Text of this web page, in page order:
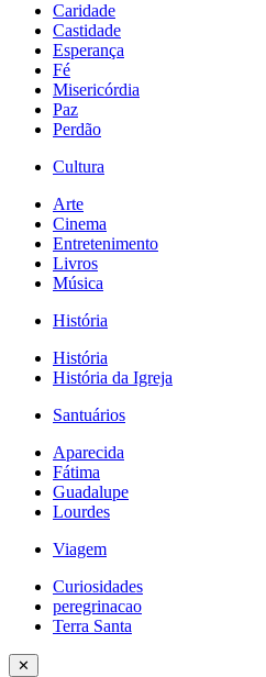
Caridade
Castidade
Esperança
Fé
Misericórdia
Paz
Perdão
Cultura
Arte
Cinema
Entretenimento
Livros
Música
História
História
História da Igreja
Santuários
Aparecida
Fátima
Guadalupe
Lourdes
Viagem
Curiosidades
peregrinacao
Terra Santa
✕